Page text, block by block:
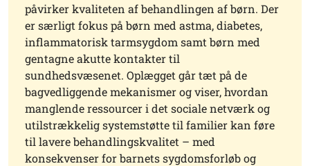
påvirker kvaliteten af behandlingen af børn. Der
er særligt fokus på børn med astma, diabetes,
inflammatorisk tarmsygdom samt børn med
gentagne akutte kontakter til
sundhedsvæsenet. Oplægget går tæt på de
bagvedliggende mekanismer og viser, hvordan
manglende ressourcer i det sociale netværk og
utilstrækkelig systemstøtte til familier kan føre
til lavere behandlingskvalitet – med
konsekvenser for barnets sygdomsforløb og